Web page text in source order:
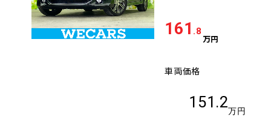
品質管理とサポート体制
お問い合わせ
採用情報
161 .8
万円
車両価格
151.2
万円